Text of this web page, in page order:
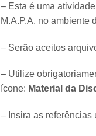
– Esta é uma
M.A.P.A. no ambiente
– Serão aceitos
– Utilize
ícone: Material da
– Insira as referências